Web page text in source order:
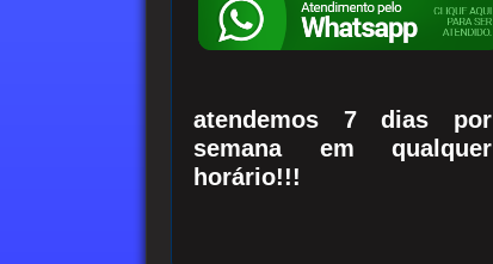
atendemos 7 dias por
semana em qualquer
horário!!!